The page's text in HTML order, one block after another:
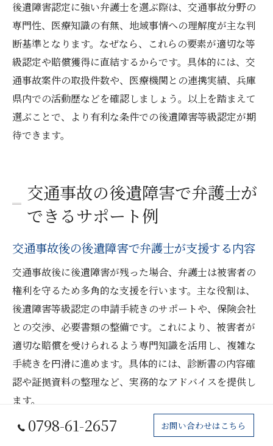
後遺障害認定に強い弁護士を選ぶ際は、交通事故分野の
専門性、医療知識の有無、地域事情への理解度が主な判
断基準となります。なぜなら、これらの要素が適切な等
級認定や賠償獲得に直結するからです。具体的には、交
通事故案件の取扱件数や、医療機関との連携実績、兵庫
県内での活動歴などを確認しましょう。以上を踏まえて
選ぶことで、より有利な条件での後遺障害等級認定が期
待できます。
交通事故の後遺障害で弁護士が
できるサポート例
交通事故後の後遺障害で弁護士が支援する内容
交通事故後に後遺障害が残った場合、弁護士は被害者の
権利を守るため多角的な支援を行います。主な役割は、
後遺障害等級認定の申請手続きのサポートや、保険会社
との交渉、必要書類の整備です。これにより、被害者が
適切な賠償を受けられるよう専門知識を活用し、複雑な
手続きを円滑に進めます。具体的には、診断書の内容確
認や証拠資料の整理など、実務的なアドバイスを提供し
ます。
弁護士による等級認定サポートの具体例
0798-61-2657 お問い合わせはこちら